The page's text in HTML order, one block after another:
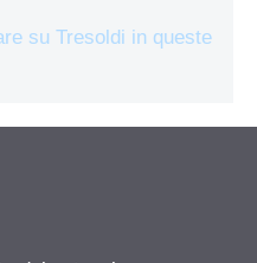
su Tresoldi in queste